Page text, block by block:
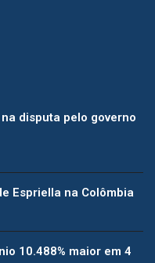
disputa pelo governo
Espriella na Colômbia
10.488% maior em 4